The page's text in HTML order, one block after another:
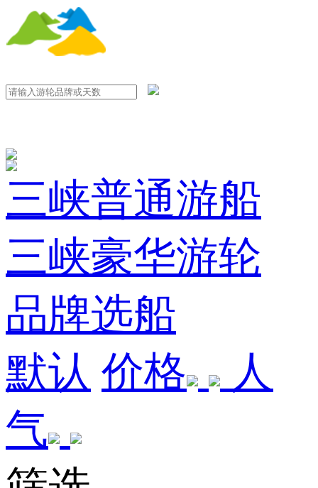
三峡普通游船
三峡豪华游轮
品牌选船
默认 价格
人
气